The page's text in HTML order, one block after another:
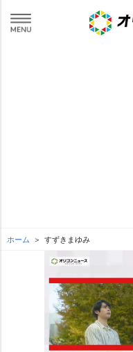
ホーム すずきまゆみ